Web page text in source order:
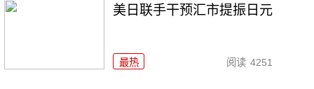
美日联手干预汇市提振日元
最热 阅读 4251